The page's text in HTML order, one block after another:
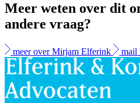
Meer weten over dit
andere vraag?
meer over Mirjam Elferink mail